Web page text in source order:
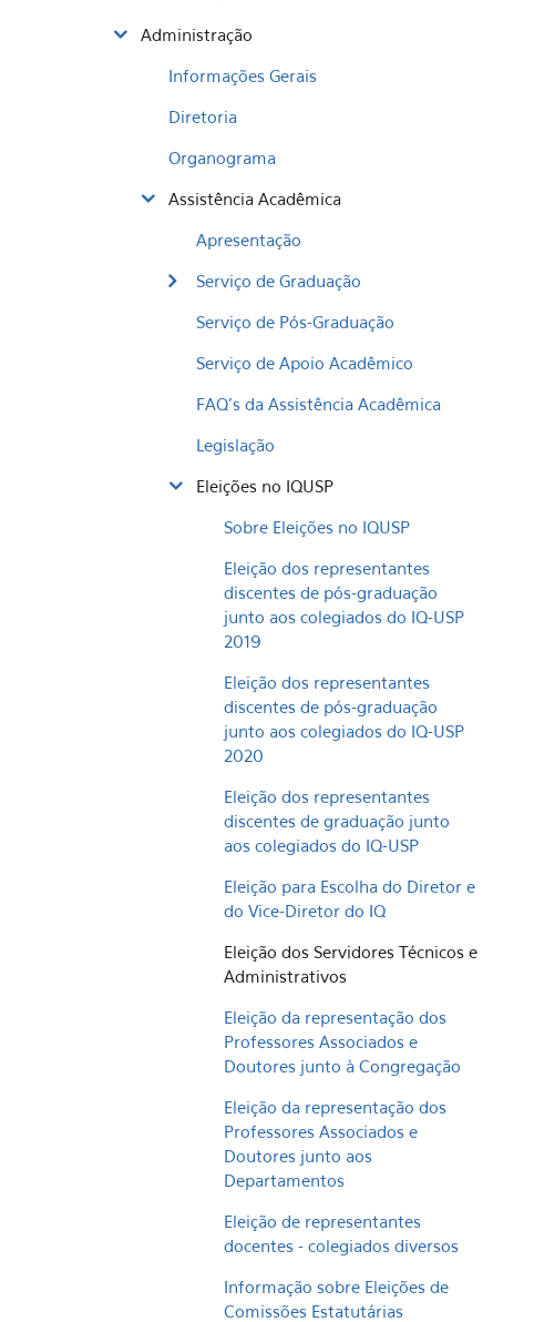
Administração
Informações Gerais
Diretoria
Organograma
Assistência Acadêmica
Apresentação
Serviço de Graduação
Serviço de Pós-Graduação
Serviço de Apoio Acadêmico
FAQ's da Assistência Acadêmica
Legislação
Eleições no IQUSP
Sobre Eleições no IQUSP
Eleição dos representantes
discentes de pós-graduação
junto aos colegiados do IQ-USP
2019
Eleição dos representantes
discentes de pós-graduação
junto aos colegiados do IQ-USP
2020
Eleição dos representantes
discentes de graduação junto
aos colegiados do IQ-USP
Eleição para Escolha do Diretor e
do Vice-Diretor do IQ
Eleição dos Servidores Técnicos e
Administrativos
Eleição da representação dos
Professores Associados e
Doutores junto à Congregação
Eleição da representação dos
Professores Associados e
Doutores junto aos
Departamentos
Eleição de representantes
docentes - colegiados diversos
Informação sobre Eleições de
Comissões Estatutárias